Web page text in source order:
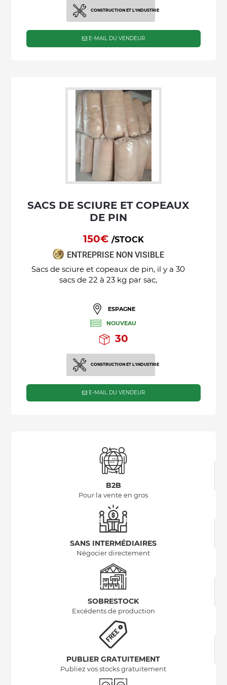
CONSTRUCTION ET L'INDUSTRIE
E-MAIL DU VENDEUR
SACS DE SCIURE ET COPEAUX
DE PIN
150€ /STOCK
ENTREPRISE NON VISIBLE
Sacs de sciure et copeaux de pin, il y a 30
sacs de 22 à 23 kg par sac,
ESPAGNE
NOUVEAU
30
CONSTRUCTION ET L'INDUSTRIE
E-MAIL DU VENDEUR
B2B
Pour la vente en gros
SANS INTERMÉDIAIRES
Négocier directement
SOBRESTOCK
Excédents de production
PUBLIER GRATUITEMENT
Publiez vos stocks gratuitement